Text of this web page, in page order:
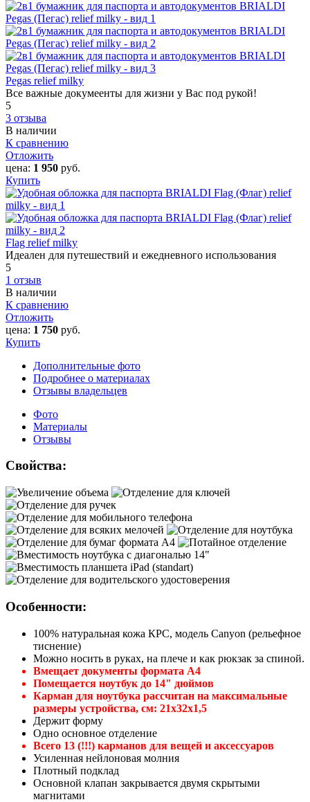
Pegas relief milky
Все важные докумеенты для жизни у Вас под рукой!
5
3 отзыва
В наличии
К сравнению
Отложить
цена: 1 950 руб.
Купить
Flag relief milky
Идеален для путешествий и ежедневного использования
5
1 отзыв
В наличии
К сравнению
Отложить
цена: 1 750 руб.
Купить
Дополнительные фото
Подробнее о материалах
Отзывы владельцев
Фото
Материалы
Отзывы
Свойства:
Особенности:
100% натуральная кожа КРС, модель Canyon (рельефное
тиснение)
Можно носить в руках, на плече и как рюкзак за спиной.
Вмещает документы формата А4
Помещается ноутбук до 14" дюймов
Карман для ноутбука рассчитан на максимальные
размеры устройства, см: 21х32х1,5
Держит форму
Одно основное отделение
Всего 13 (!!!) карманов для вещей и аксессуаров
Усиленная нейлоновая молния
Плотный подклад
Основной клапан закрывается двумя скрытыми
магнитами